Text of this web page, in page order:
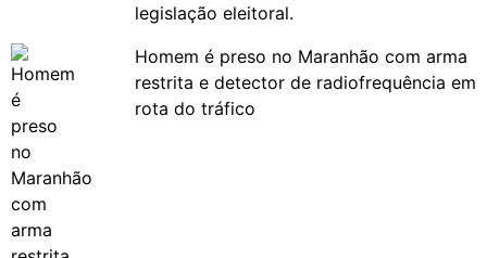
legislação eleitoral.
Homem é preso no Maranhão com arma
restrita e detector de radiofrequência em
rota do tráfico